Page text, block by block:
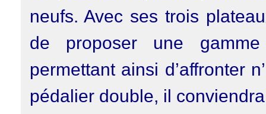
neufs. Avec ses trois
de proposer une
permettant ainsi d’affronter
pédalier double, il